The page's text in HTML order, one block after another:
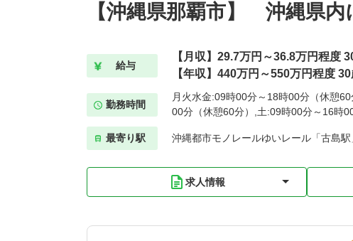
【沖縄県那覇市】 沖縄県
給与
【月収】29.7万円～36.8万円程度
【年収】440万円～550万円程度
勤務時間
月火水金:09時00分～18時00分（休憩
00分（休憩60分）,土:09時00分～16時
最寄り駅 沖縄都市モノレールゆいレール「古島
求人情報